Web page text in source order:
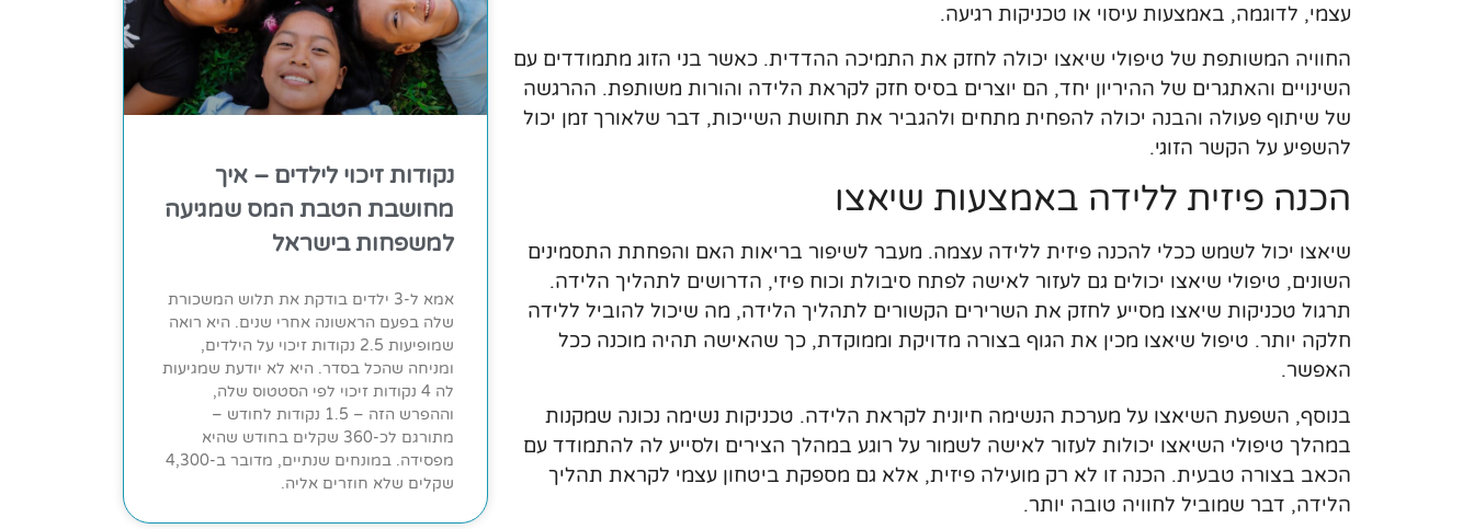
עצמי, לדוגמה, באמצעות עיסוי או טכניקות רגיעה.
החוויה המשותפת של טיפולי שיאצו יכולה לחזק את התמיכה ההדדית. כאשר בני הזוג מתמודדים עם
השינויים והאתגרים של ההיריון יחד, הם יוצרים בסיס חזק לקראת הלידה והורות משותפת. ההרגשה
של שיתוף פעולה והבנה יכולה להפחית מתחים ולהגביר את תחושת השייכות, דבר שלאורך זמן יכול
להשפיע על הקשר הזוגי.
הכנה פיזית ללידה באמצעות שיאצו
שיאצו יכול לשמש ככלי להכנה פיזית ללידה עצמה. מעבר לשיפור בריאות האם והפחתת התסמינים
השונים, טיפולי שיאצו יכולים גם לעזור לאישה לפתח סיבולת וכוח פיזי, הדרושים לתהליך הלידה.
תרגול טכניקות שיאצו מסייע לחזק את השרירים הקשורים לתהליך הלידה, מה שיכול להוביל ללידה
חלקה יותר. טיפול שיאצו מכין את הגוף בצורה מדויקת וממוקדת, כך שהאישה תהיה מוכנה ככל
האפשר.
בנוסף, השפעת השיאצו על מערכת הנשימה חיונית לקראת הלידה. טכניקות נשימה נכונה שמקנות
במהלך טיפולי השיאצו יכולות לעזור לאישה לשמור על רוגע במהלך הצירים ולסייע לה להתמודד עם
הכאב בצורה טבעית. הכנה זו לא רק מועילה פיזית, אלא גם מספקת ביטחון עצמי לקראת תהליך
הלידה, דבר שמוביל לחוויה טובה יותר.
נקודות זיכוי לילדים – איך
מחושבת הטבת המס שמגיעה
למשפחות בישראל
אמא ל-3 ילדים בודקת את תלוש המשכורת
שלה בפעם הראשונה אחרי שנים. היא רואה
שמופיעות 2.5 נקודות זיכוי על הילדים,
ומניחה שהכל בסדר. היא לא יודעת שמגיעות
לה 4 נקודות זיכוי לפי הסטטוס שלה,
וההפרש הזה – 1.5 נקודות לחודש –
מתורגם לכ-360 שקלים בחודש שהיא
מפסידה. במונחים שנתיים, מדובר ב-4,300
שקלים שלא חוזרים אליה.